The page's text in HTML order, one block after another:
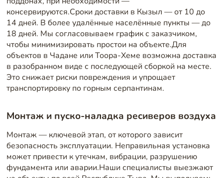
консервируются.Сроки доставки в Кызыл — от 10 до
14 дней. В более удалённые населённые пункты — до
18 дней. Мы согласовываем график с заказчиком,
чтобы минимизировать простои на объекте.Для
объектов в Чадане или Тоора-Хеме возможна доставка
в разобранном виде с последующей сборкой на месте.
Это снижает риски повреждения и упрощает
транспортировку по горным серпантинам.
Монтаж и пуско-наладка ресиверов воздуха
Монтаж — ключевой этап, от которого зависит
безопасность эксплуатации. Неправильная установка
может привести к утечкам, вибрации, разрушению
фундамента или аварии.Наши специалисты выезжают